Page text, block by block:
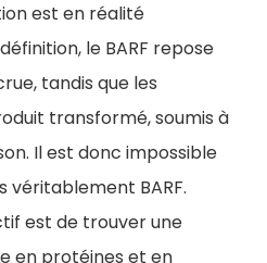
est en réalité
le BARF repose
tandis que les
transformé, soumis à
Il est donc impossible
véritablement BARF.
est de trouver une
en protéines et en